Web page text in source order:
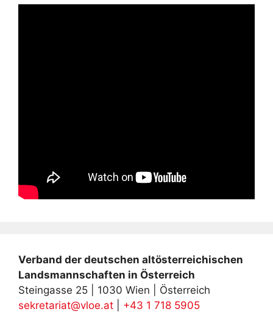
Verband der deutschen altösterreichischen
Landsmannschaften in Österreich
Steingasse 25 | 1030 Wien | Österreich
sekretariat@vloe.at
+43 1 718 5905